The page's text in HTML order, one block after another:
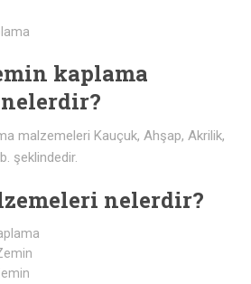
kaplama
malzemeleri Kauçuk, Ahşap, Akrilik,
şeklindedir.
nelerdir?